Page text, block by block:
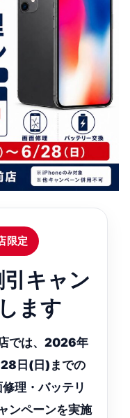
限定
キャン
ます
では、 2026年
日(日) までの
理・バッテリ
ンペーンを実施